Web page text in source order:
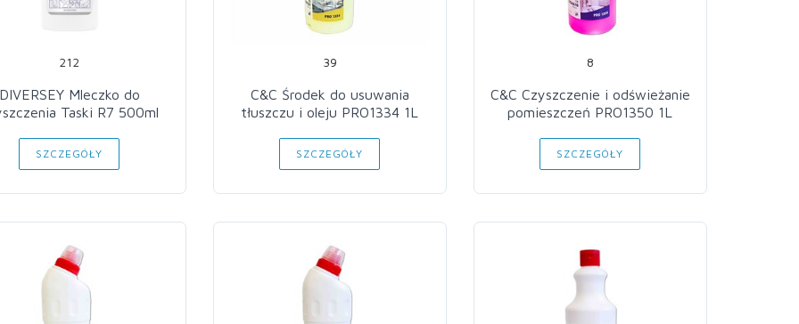
212
Mleczko do
Taski R7 500ml
SZCZEGÓŁY
39
C&C Środek do usuwania
tłuszczu i oleju PRO1334 1L
SZCZEGÓŁY
8
C&C Czyszczenie i odświeżanie
pomieszczeń PRO1350 1L
SZCZEGÓŁY